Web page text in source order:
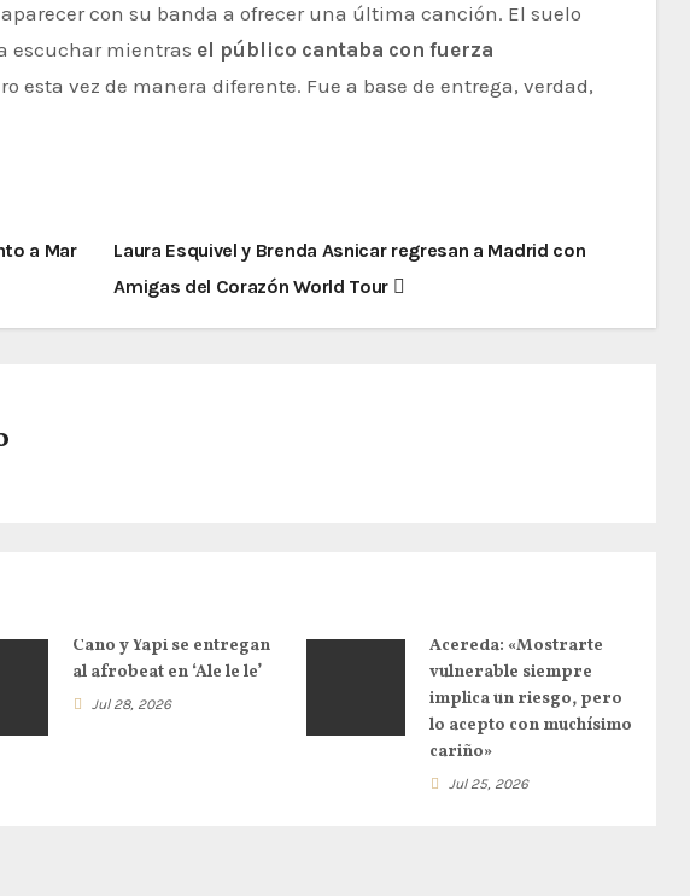
con su banda a ofrecer una última canción. El suelo
escuchar mientras el público cantaba con fuerza
esta vez de manera diferente. Fue a base de entrega, verdad,
a Mar
Laura Esquivel y Brenda Asnicar regresan a Madrid con
Amigas del Corazón World Tour
Cano y Yapi se entregan
al afrobeat en ‘Ale le le’
Jul 28, 2026
Acereda: «Mostrarte
vulnerable siempre
implica un riesgo, pero
lo acepto con muchísimo
cariño»
Jul 25, 2026